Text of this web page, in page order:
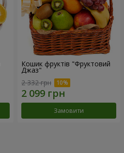
Кошик фруктів "Фруктовий
Джаз"
2 332 грн
Замовити